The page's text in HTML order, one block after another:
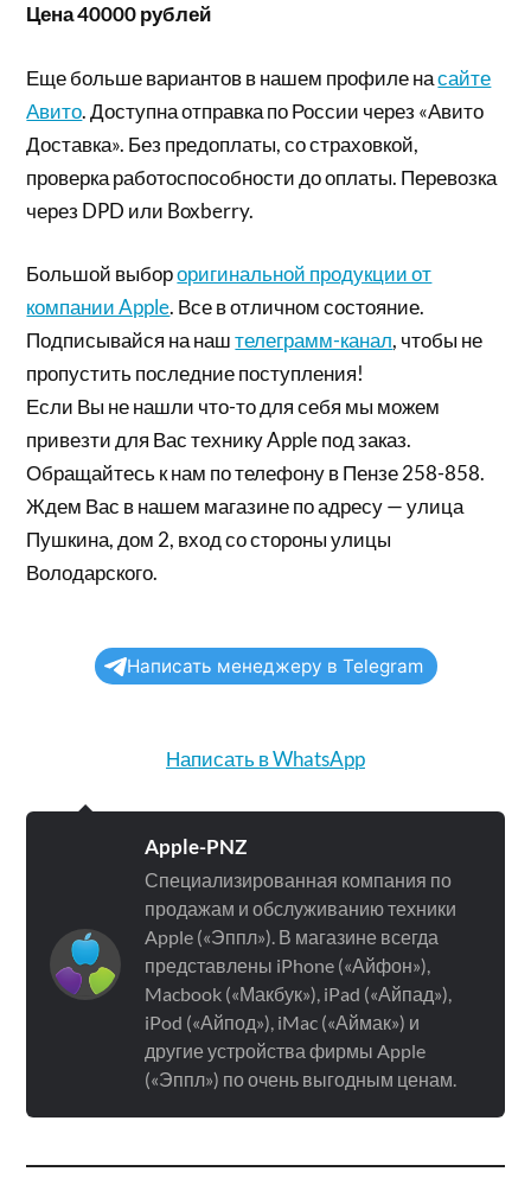
Цена 40000 рублей
Еще больше вариантов в нашем профиле насайте
Авито. Доступна отправка по России через «Авито
Доставка». Без предоплаты, со страховкой,
проверка работоспособности до оплаты. Перевозка
через DPD или Boxberry.
Большой выбороригинальной продукции от
компании Apple. Все в отличном состояние.
Подписывайся на наштелеграмм-канал, чтобы не
пропустить последние поступления!
Если Вы не нашли что-то для себя мы можем
привезти для Вас технику Apple под заказ.
Обращайтесь к нам по телефону в Пензе 258-858.
Ждем Вас в нашем магазине по адресу — улица
Пушкина, дом 2, вход со стороны улицы
Володарского.
Написать менеджеру в Telegram
Написать в WhatsApp
Apple-PNZ
Специализированная компания по
продажам и обслуживанию техники
Apple («Эппл»). В магазине всегда
представлены iPhone («Айфон»),
Macbook («Макбук»), iPad («Айпад»),
iPod («Айпод»), iMac («Аймак») и
другие устройства фирмы Apple
(«Эппл») по очень выгодным ценам.